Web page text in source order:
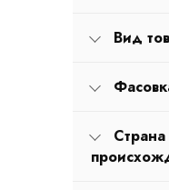
Вид
Страна